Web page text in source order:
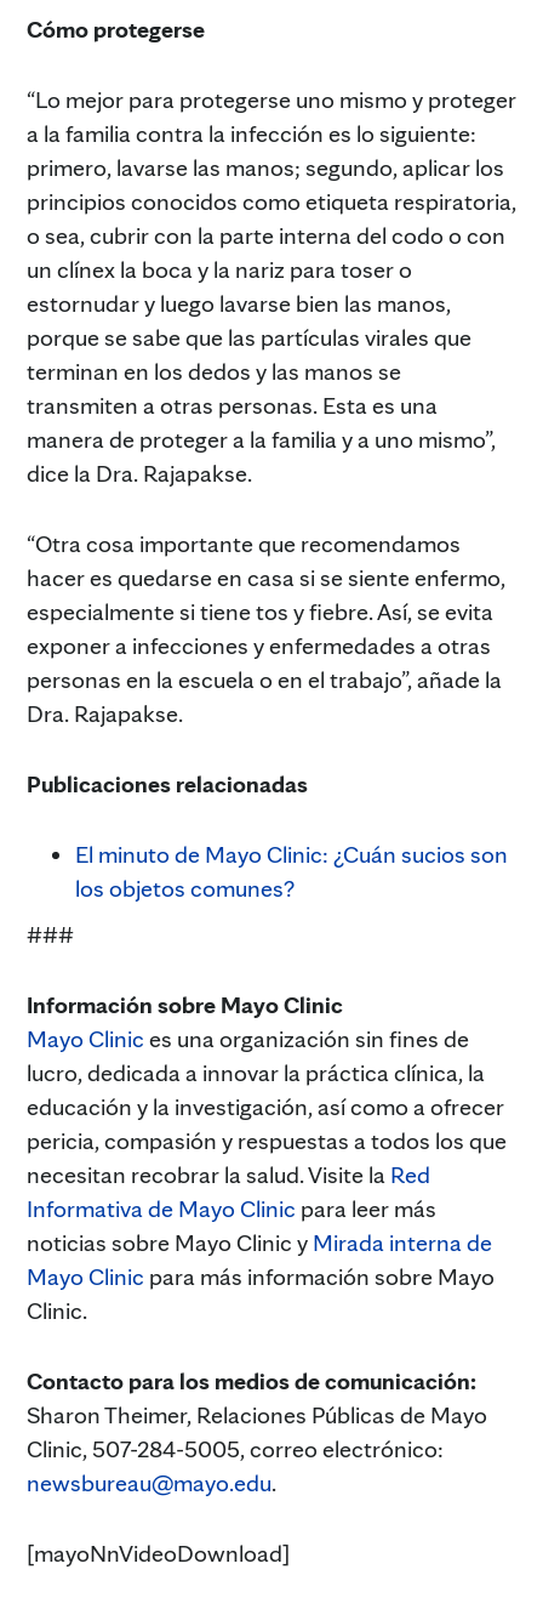
Cómo protegerse
“Lo mejor para protegerse uno mismo y proteger
a la familia contra la infección es lo siguiente:
primero, lavarse las manos; segundo, aplicar los
principios conocidos como etiqueta respiratoria,
o sea, cubrir con la parte interna del codo o con
un clínex la boca y la nariz para toser o
estornudar y luego lavarse bien las manos,
porque se sabe que las partículas virales que
terminan en los dedos y las manos se
transmiten a otras personas. Esta es una
manera de proteger a la familia y a uno mismo”,
dice la Dra. Rajapakse.
“Otra cosa importante que recomendamos
hacer es quedarse en casa si se siente enfermo,
especialmente si tiene tos y fiebre. Así, se evita
exponer a infecciones y enfermedades a otras
personas en la escuela o en el trabajo”, añade la
Dra. Rajapakse.
Publicaciones relacionadas
El minuto de Mayo Clinic: ¿Cuán sucios son
los objetos comunes?
###
Información sobre Mayo Clinic
Mayo Clinic es una organización sin fines de
lucro, dedicada a innovar la práctica clínica, la
educación y la investigación, así como a ofrecer
pericia, compasión y respuestas a todos los que
necesitan recobrar la salud. Visite la Red
Informativa de Mayo Clinic para leer más
noticias sobre Mayo Clinic y Mirada interna de
Mayo Clinic para más información sobre Mayo
Clinic.
Contacto para los medios de comunicación:
Sharon Theimer, Relaciones Públicas de Mayo
Clinic, 507-284-5005, correo electrónico:
newsbureau@mayo.edu.
[mayoNnVideoDownload]